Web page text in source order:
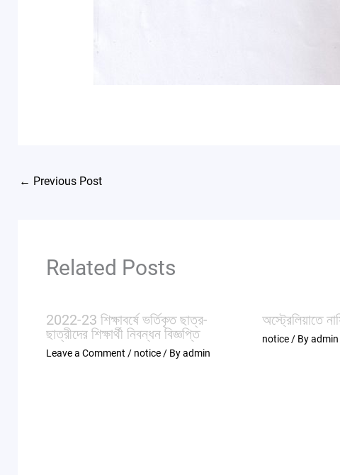
← Previous Post
Related Posts
2022-23 শিক্ষাবর্ষে ভর্তিকৃত ছাত্র-
ছাত্রীদের শিক্ষার্থী নিবন্ধন বিজ্ঞপ্তি
Leave a Comment / notice/ Byadmin
অস্ট্রেলিয়াতে
notice/ Byadmin